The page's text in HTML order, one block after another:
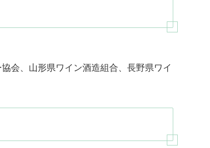
会、山形県ワイン酒造組合、長野県ワイ